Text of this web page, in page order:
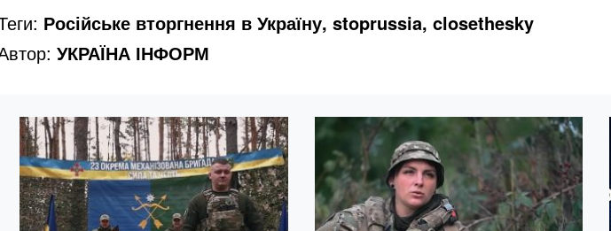
Російське вторгнення в Україну, stoprussia, closethesky
УКРАЇНА ІНФОРМ